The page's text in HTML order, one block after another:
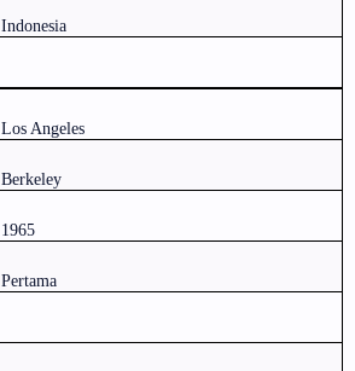
Indonesia
Los Angeles
Berkeley
1965
Pertama